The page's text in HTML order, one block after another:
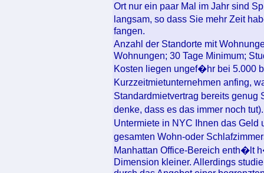
Ort nur ein paar Mal im Jahr sind
langsam, so dass Sie mehr Zeit
fangen.
Anzahl der Standorte mit
Wohnungen; 30 Tage Minimum;
Kosten liegen ungef�hr bei 5.000
Kurzzeitmietunternehmen anfing,
Standardmietvertrag bereits
denke, dass es das immer noch
Untermiete in NYC Ihnen das
gesamten Wohn-oder
Manhattan Office-Bereich enth�lt
Dimension kleiner. Allerdings